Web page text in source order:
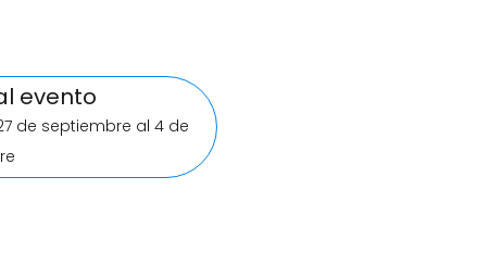
evento
de septiembre al 4 de